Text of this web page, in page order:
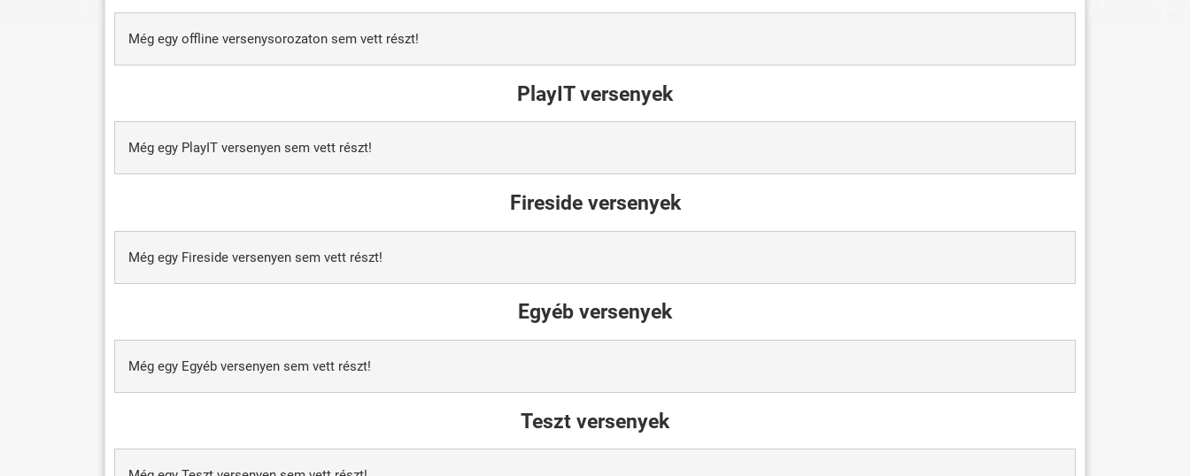
Még egy offline versenysorozaton sem vett részt!
PlayIT versenyek
Még egy PlayIT versenyen sem vett részt!
Fireside versenyek
Még egy Fireside versenyen sem vett részt!
Egyéb versenyek
Még egy Egyéb versenyen sem vett részt!
Teszt versenyek